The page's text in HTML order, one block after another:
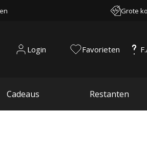
Grote
Login Favorieten
Cadeaus Restanten